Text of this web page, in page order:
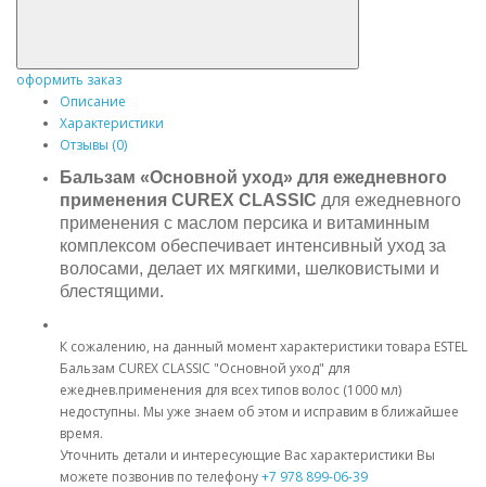
оформить заказ
Описание
Характеристики
Отзывы (0)
Бальзам «Основной уход» для ежедневного
применения CUREX CLASSIC для ежедневного
применения с маслом персика и витаминным
комплексом обеспечивает интенсивный уход за
волосами, делает их мягкими, шелковистыми и
блестящими.
К сожалению, на данный момент характеристики товара ESTEL
Бальзам CUREX CLASSIC "Основной уход" для
ежеднев.применения для всех типов волос (1000 мл)
недоступны. Мы уже знаем об этом и исправим в ближайшее
время.
Уточнить детали и интересующие Вас характеристики Вы
можете позвонив по телефону+7 978 899-06-39